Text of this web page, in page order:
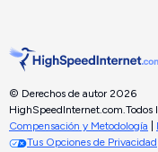
© Derechos de autor 2026
HighSpeedInternet.com.Todos
Compensación y Metodología
Tus Opciones de Privacidad